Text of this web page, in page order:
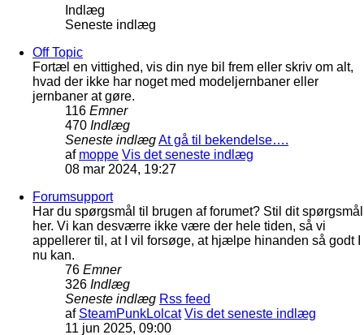
Indlæg
Seneste indlæg
Off Topic
Fortæl en vittighed, vis din nye bil frem eller skriv om alt,
hvad der ikke har noget med modeljernbaner eller
jernbaner at gøre.
116 Emner
470 Indlæg
Seneste indlægAt gå til bekendelse….
af moppe Vis det seneste indlæg
08 mar 2024, 19:27
Forumsupport
Har du spørgsmål til brugen af forumet? Stil dit spørgsmål
her. Vi kan desværre ikke være der hele tiden, så vi
appellerer til, at I vil forsøge, at hjælpe hinanden så godt I
nu kan.
76 Emner
326 Indlæg
Seneste indlæg Rss feed
af SteamPunkLolcat Vis det seneste indlæg
11 jun 2025, 09:00